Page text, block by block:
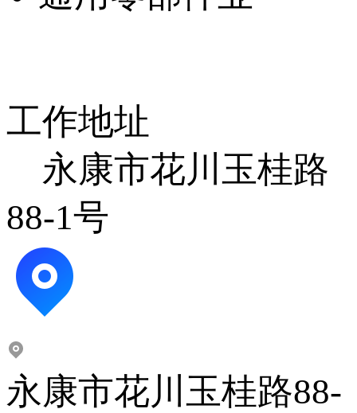
工作地址
永康市花川玉桂路
88-1号
永康市花川玉桂路88-